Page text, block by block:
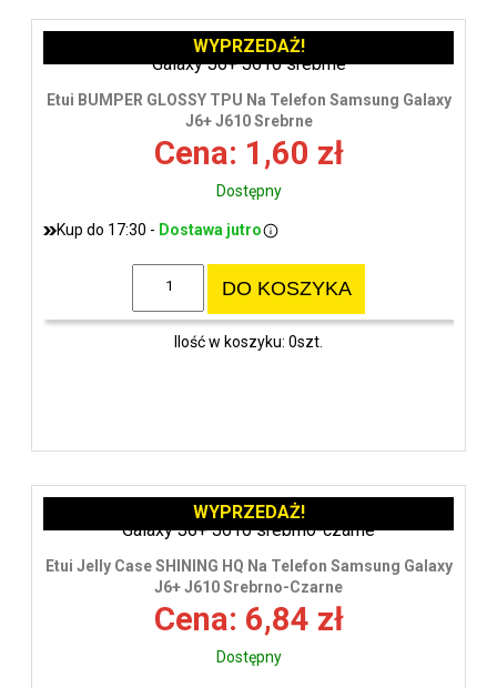
Etui BUMPER GLOSSY TPU Na Telefon Samsung Galaxy
J6+ J610 Srebrne
Cena: 1,60 zł
Dostępny
Kup do 17:30 - Dostawa jutro
DO KOSZYKA
Ilość w koszyku: 0szt.
WYPRZEDAŻ!
Etui Jelly Case SHINING HQ Na Telefon Samsung Galaxy
J6+ J610 Srebrno-Czarne
Cena: 6,84 zł
Dostępny
WYPRZEDAŻ!